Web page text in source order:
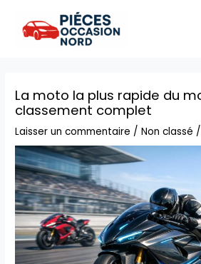
contenu
La moto la plus rapide du
classement complet
Laisser un commentaire /Non classé